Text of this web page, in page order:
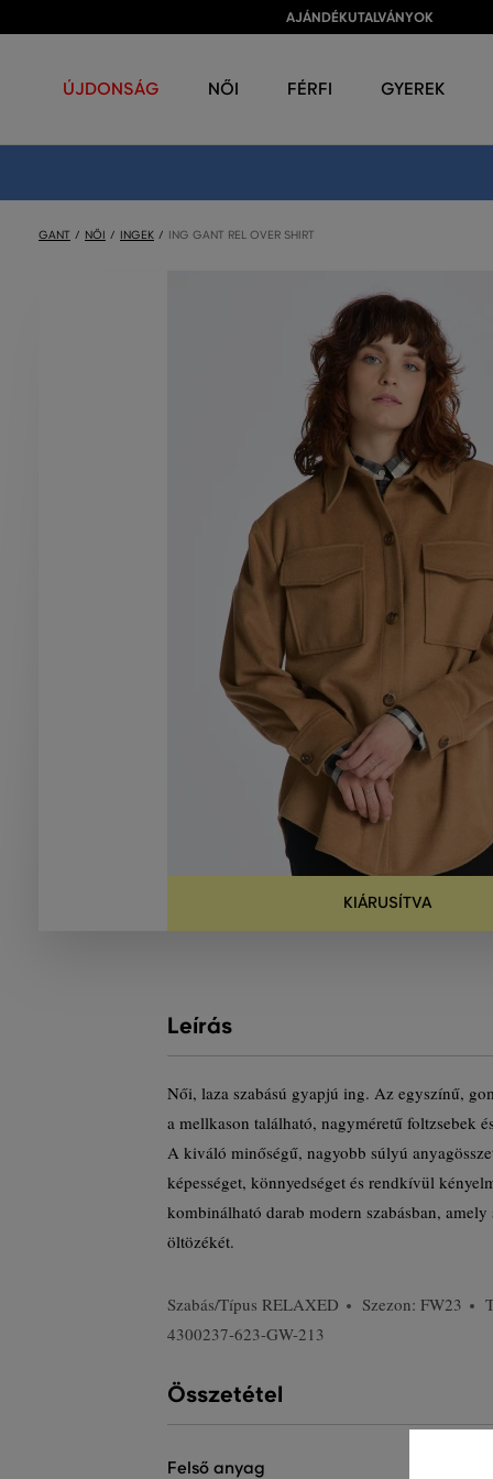
AJÁNDÉKUTALVÁNYOK
ÚJDONSÁG NŐI FÉRFI GYEREK
GANT NŐI INGEK ING GANT REL OVER SHIRT
KIÁRUSÍTVA
Leírás
Női, laza szabású gyapjú ing. Az egyszínű,
a mellkason található, nagyméretű foltzsebek
A kiváló minőségű, nagyobb súlyú
képességet, könnyedséget és rendkívül
kombinálható darab modern szabásban,
öltözékét.
Szabás/Típus RELAXED Szezon: FW23
4300237-623-GW-213
Összetétel
felső anyag